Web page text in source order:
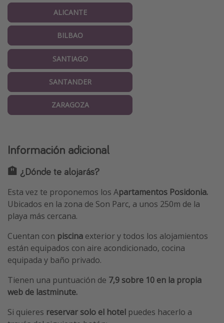
ALICANTE
BILBAO
SANTIAGO
SANTANDER
ZARAGOZA
Información adicional
🏨 ¿Dónde te alojarás?
Esta vez te proponemos los Apartamentos Posidonia.
Ubicados en la zona de Son Parc, a unos 250m de la
playa más cercana.
Cuentan con piscina exterior y todos los alojamientos
están equipados con aire acondicionado, cocina
equipada y baño privado.
Tienen una puntuación de 7,9 sobre 10 en la propia
web de lastminute.
Si quieres reservar solo el hotel puedes hacerlo a